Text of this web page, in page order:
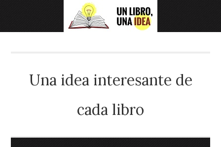
Una idea interesante de
cada libro